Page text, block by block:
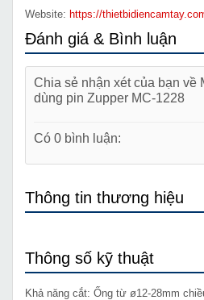
Website: https://
Đánh giá & Bình luận
Chia sẻ nhận xét của bạn về
dùng pin Zupper MC-1228
Có 0 bình luận:
Thông tin thương hiệu
Thông số kỹ thuật
Khả năng cắt: Ống từ ø12-28mm